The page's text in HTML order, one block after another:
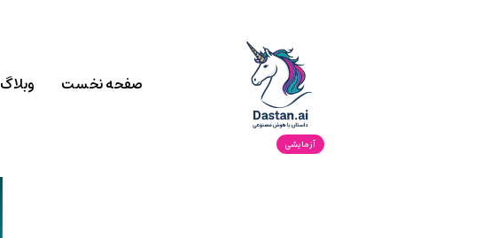
آزمایشی
صفحه نخست وبلاگ